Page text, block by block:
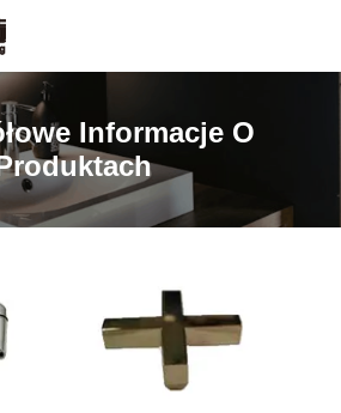
Informacje O